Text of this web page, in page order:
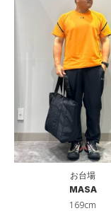
お台場
MASA
169cm